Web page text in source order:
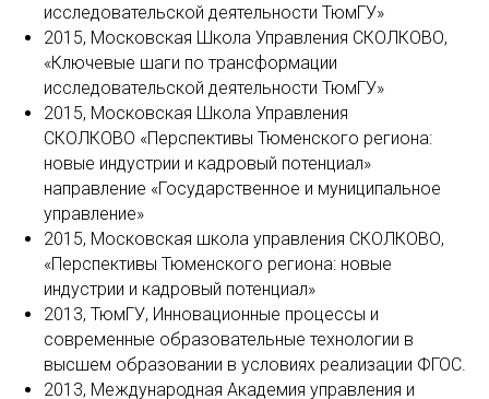
исследовательской деятельности ТюмГУ»
2015, Московская Школа Управления СКОЛКОВО,
«Ключевые шаги по трансформации
исследовательской деятельности ТюмГУ»
2015, Московская Школа Управления
СКОЛКОВО «Перспективы Тюменского региона:
новые индустрии и кадровый потенциал»
направление «Государственное и муниципальное
управление»
2015, Московская школа управления СКОЛКОВО,
«Перспективы Тюменского региона: новые
индустрии и кадровый потенциал»
2013, ТюмГУ, Инновационные процессы и
современные образовательные технологии в
высшем образовании в условиях реализации ФГОС.
2013, Международная Академия управления и